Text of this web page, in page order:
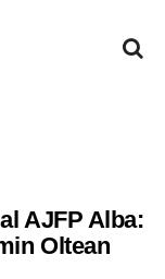
AJFP Alba:
Oltean